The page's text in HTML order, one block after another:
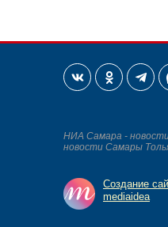
НИА Самара -
новости Самары
Создание
mediaidea